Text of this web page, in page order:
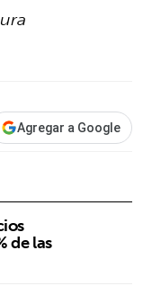
Agregar a Google
de las